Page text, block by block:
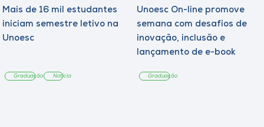
Mais de 16 mil estudantes
iniciam semestre letivo na
Unoesc
Graduação Notícia
Unoesc On-line promove
semana com desafios de
inovação, inclusão e
lançamento de e-book
Graduação